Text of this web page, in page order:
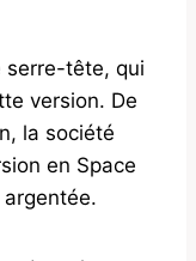
serre-tête, qui
version. De
la société
en Space